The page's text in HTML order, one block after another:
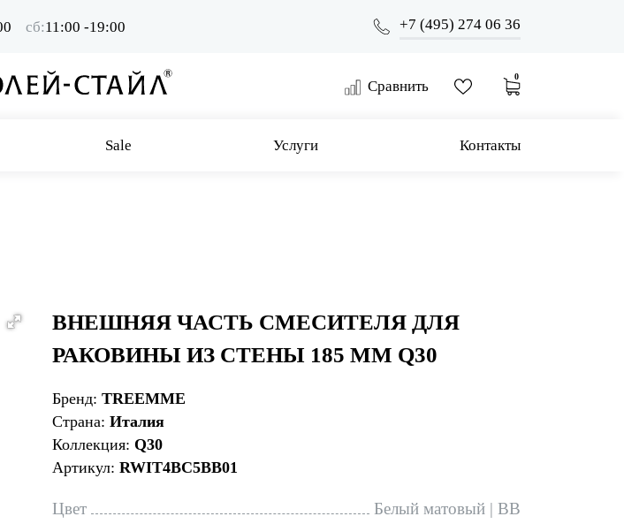
сб:11:00 -19:00 +7 (495) 274 06 36
Сравнить
0
Sale Услуги Контакты
ВНЕШНЯЯ ЧАСТЬ СМЕСИТЕЛЯ ДЛЯ
РАКОВИНЫ ИЗ СТЕНЫ 185 ММ Q30
Бренд: TREEMME
Страна: Италия
Коллекция: Q30
Артикул: RWIT4BC5BB01
Цвет Белый матовый | BB